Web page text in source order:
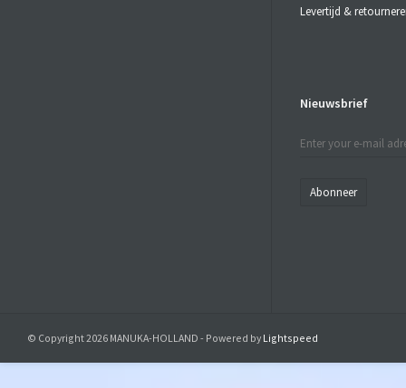
Levertijd &
Nieuwsbrief
Abonneer
© Copyright 2026 MANUKA-HOLLAND - Powered by Lightspeed